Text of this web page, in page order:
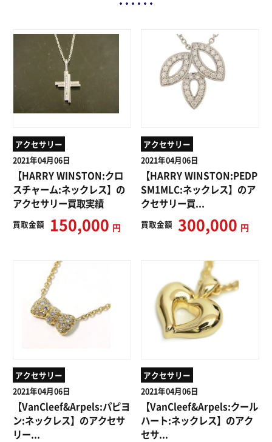
アクセサリー
2021年04月06日
【HARRY WINSTON:クロ
スチャーム:ネックレス】の
アクセサリー買取実績
買取金額 150,000 円
アクセサリー
2021年04月06日
【HARRY WINSTON:PEDP
SM1MLC:ネックレス】のア
クセサリー買...
買取金額 300,000 円
アクセサリー
2021年04月06日
【VanCleef&Arpels:パピヨ
ン:ネックレス】のアクセサ
リー...
アクセサリー
2021年04月06日
【VanCleef&Arpels:クール
ハート:ネックレス】のアク
セサ...